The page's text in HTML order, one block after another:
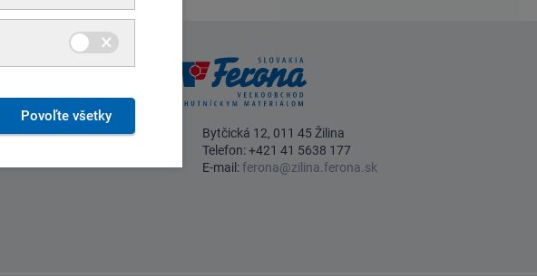
Bytčická 12, 011 45 Žilina
Telefon:+421 41 5638 177
E-mail:ferona@zilina.ferona.sk
Povoľte všetky